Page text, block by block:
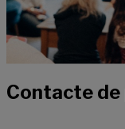
Contacte de